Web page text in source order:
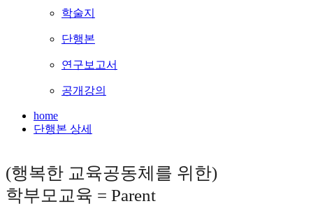
학술지
단행본
연구보고서
공개강의
home
단행본 상세
(행복한 교육공동체를 위한)
학부모교육 = Parent